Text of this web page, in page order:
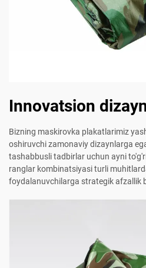
Innovatsion
Bizning maskirovka plakatlarimiz
oshiruvchi zamonaviy dizaynlarga
tashabbusli tadbirlar uchun ayni
ranglar kombinatsiyasi turli
foydalanuvchilarga strategik afzallik